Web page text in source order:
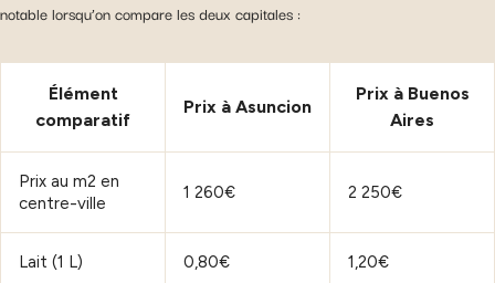
notable lorsqu’on compare les deux capitales :
Élément
comparatif
Prix à Asuncion
Prix à Buenos
Aires
Prix au m2 en
centre-ville
1 260€ 2 250€
Lait (1 L) 0,80€ 1,20€